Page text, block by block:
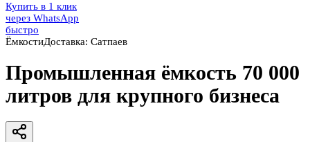
Купить в 1 клик
через WhatsApp
быстро
ЁмкостиДоставка: Сатпаев
Промышленная ёмкость 70 000
литров для крупного бизнеса